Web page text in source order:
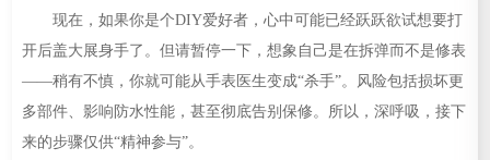
现在，如果你是个DIY爱好者，心中可能已经跃跃欲试想要打
开后盖大展身手了。但请暂停一下，想象自己是在拆弹而不是修表
——稍有不慎，你就可能从手表医生变成“杀手”。风险包括损坏更
多部件、影响防水性能，甚至彻底告别保修。所以，深呼吸，接下
来的步骤仅供“精神参与”。